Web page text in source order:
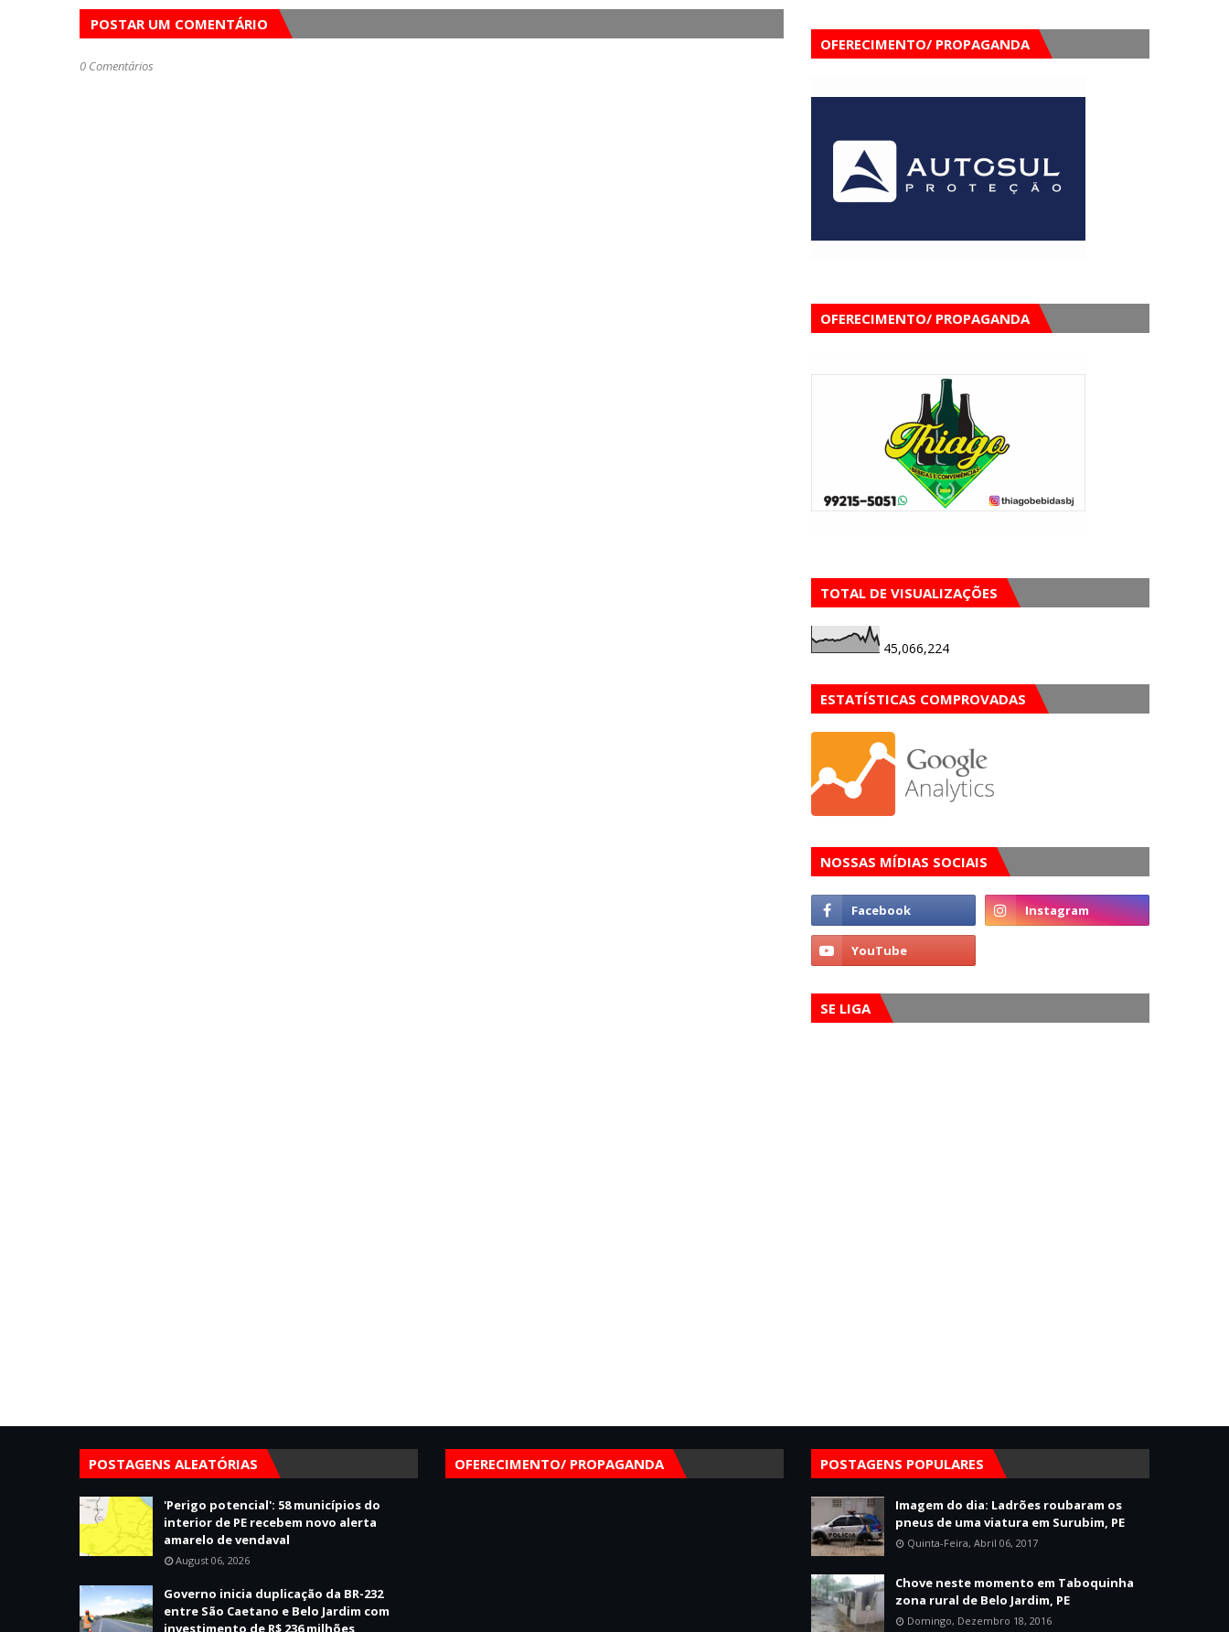
POSTAR UM COMENTÁRIO
0 Comentários
OFERECIMENTO/ PROPAGANDA
OFERECIMENTO/ PROPAGANDA
TOTAL DE VISUALIZAÇÕES
45,066,224
ESTATÍSTICAS COMPROVADAS
NOSSAS MÍDIAS SOCIAIS
SE LIGA
POSTAGENS ALEATÓRIAS
'Perigo potencial': 58 municípios do
interior de PE recebem novo alerta
amarelo de vendaval
August 06, 2026
Governo inicia duplicação da BR-232
entre São Caetano e Belo Jardim com
investimento de R$ 236 milhões
OFERECIMENTO/ PROPAGANDA POSTAGENS POPULARES
Imagem do dia: Ladrões roubaram os
pneus de uma viatura em Surubim, PE
Quinta-Feira, Abril 06, 2017
Chove neste momento em Taboquinha
zona rural de Belo Jardim, PE
Domingo, Dezembro 18, 2016